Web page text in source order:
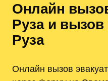
Онлайн
Руза и
Руза
Онлайн вызов